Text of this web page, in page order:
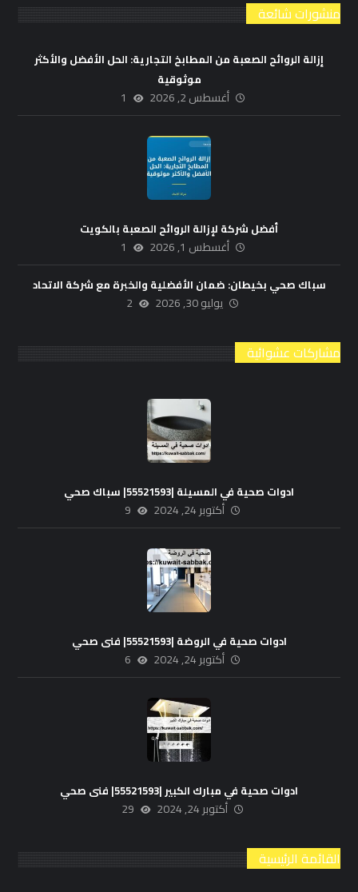
منشورات شائعة
إزالة الروائح الصعبة من المطابخ التجارية: الحل الأفضل والأكثر
موثوقية
أغسطس 2, 2026 1
أفضل شركة لإزالة الروائح الصعبة بالكويت
أغسطس 1, 2026 1
سباك صحي بخيطان: ضمان الأفضلية والخبرة مع شركة الاتحاد
يوليو 30, 2026 2
مشاركات عشوائية
ادوات صحية في المسيلة |55521593| سباك صحي
أكتوبر 24, 2024 9
ادوات صحية في الروضة |55521593| فنى صحي
أكتوبر 24, 2024 6
ادوات صحية في مبارك الكبير |55521593| فنى صحي
أكتوبر 24, 2024 29
القائمة الرئيسية